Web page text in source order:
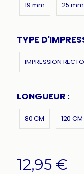
19 mm 25 mm
TYPE
IMPRESSION RECTO
LONGUEUR :
80 CM 120 CM
12,95 €